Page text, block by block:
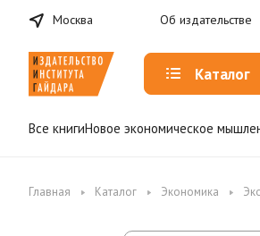
Москва Об издательстве
Каталог
Все книгиНовое экономическое
Главная Каталог Экономика